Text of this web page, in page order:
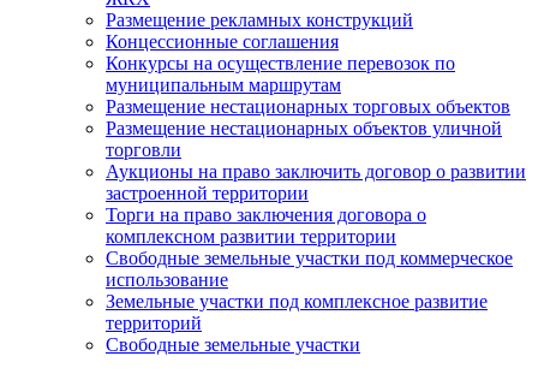
Размещение рекламных конструкций
Концессионные соглашения
Конкурсы на осуществление перевозок по
муниципальным маршрутам
Размещение нестационарных торговых объектов
Размещение нестационарных объектов уличной
торговли
Аукционы на право заключить договор о развитии
застроенной территории
Торги на право заключения договора о
комплексном развитии территории
Свободные земельные участки под коммерческое
использование
Земельные участки под комплексное развитие
территорий
Свободные земельные участки